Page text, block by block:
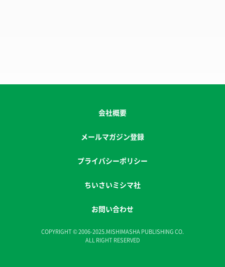
会社概要
メールマガジン登録
プライバシーポリシー
ちいさいミシマ社
お問い合わせ
COPYRIGHT © 2006-2025.MISHIMASHA PUBLISHING CO.
ALL RIGHT RESERVED